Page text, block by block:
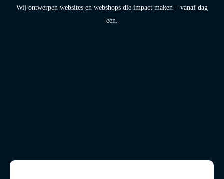
Wij ontwerpen websites en webshops die impact maken – vanaf dag
één.